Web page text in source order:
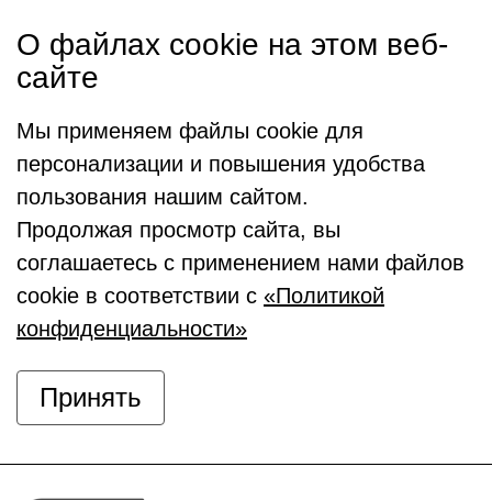
О файлах cookie на этом веб-
сайте
Мы применяем файлы cookie для
персонализации и повышения удобства
пользования нашим сайтом.
Продолжая просмотр сайта, вы
соглашаетесь с применением нами файлов
cookie в соответствии с «Политикой
конфиденциальности»
Принять